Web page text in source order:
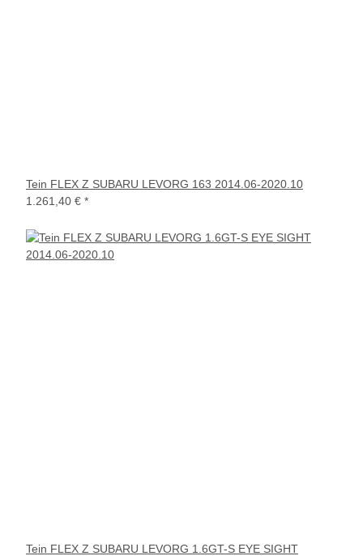
Tein FLEX Z SUBARU LEVORG 163 2014.06-2020.10
1.261,40 € *
Tein FLEX Z SUBARU LEVORG 1.6GT-S EYE SIGHT